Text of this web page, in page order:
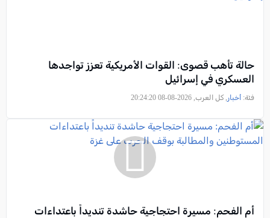
حالة تأهب قصوى: القوات الأمريكية تعزز تواجدها
العسكري في إسرائيل
فئة: أخبار , كل العرب, 2026-08-08 20:24:20
أم الفحم: مسيرة احتجاجية حاشدة تنديداً باعتداءات